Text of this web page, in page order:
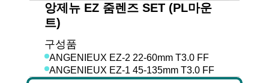
앙제뉴 EZ 줌렌즈 SET (PL마운
트)
구성품
ANGENIEUX EZ-2 22-60mm T3.0 FF
ANGENIEUX EZ-1 45-135mm T3.0 FF